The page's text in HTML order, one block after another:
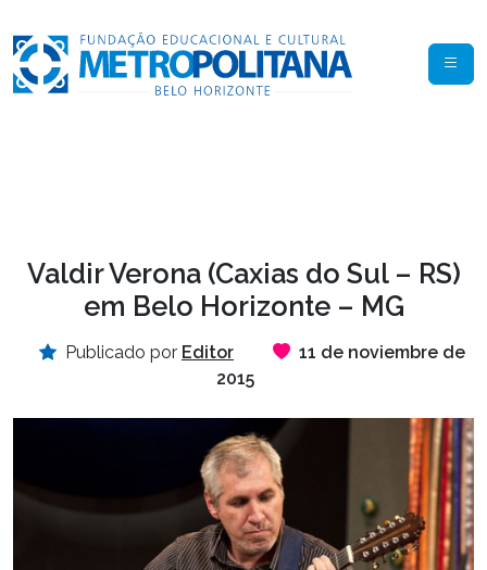
Valdir Verona (Caxias do Sul – RS)
em Belo Horizonte – MG
Publicado por Editor
11 de noviembre de
2015